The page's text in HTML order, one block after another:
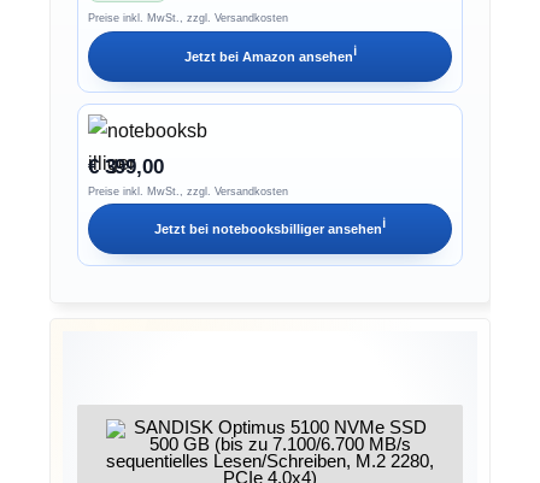
Preise inkl. MwSt., zzgl. Versandkosten
Jetzt bei Amazon ansehenℹ︎
€ 399,00
Preise inkl. MwSt., zzgl. Versandkosten
Jetzt bei notebooksbilligeransehenℹ︎